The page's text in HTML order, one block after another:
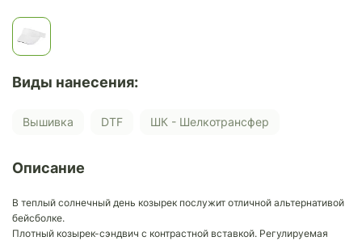
Виды нанесения:
Вышивка DTF ШК - Шелкотрансфер
Описание
В теплый солнечный день козырек послужит отличной альтернативой
бейсболке.
Плотный козырек-сэндвич с контрастной вставкой. Регулируемая